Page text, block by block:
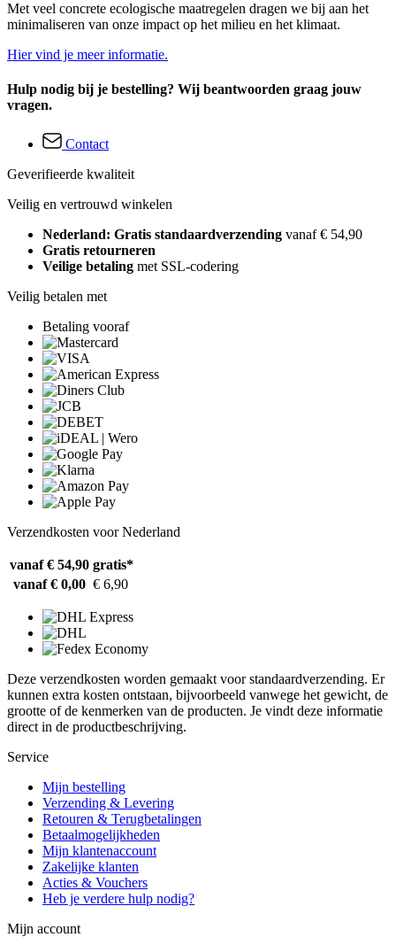
Met veel concrete ecologische maatregelen dragen we bij aan het
minimaliseren van onze impact op het milieu en het klimaat.
Hier vind je meer informatie.
Hulp nodig bij je bestelling? Wij beantwoorden graag jouw
vragen.
Contact
Geverifieerde kwaliteit
Veilig en vertrouwd winkelen
Nederland: Gratis standaardverzending vanaf € 54,90
Gratis retourneren
Veilige betaling met SSL-codering
Veilig betalen met
Betaling vooraf
Verzendkosten voor Nederland
vanaf € 54,90 gratis*
vanaf € 0,00 € 6,90
Deze verzendkosten worden gemaakt voor standaardverzending. Er
kunnen extra kosten ontstaan, bijvoorbeeld vanwege het gewicht, de
grootte of de kenmerken van de producten. Je vindt deze informatie
direct in de productbeschrijving.
Service
Mijn bestelling
Verzending & Levering
Retouren & Terugbetalingen
Betaalmogelijkheden
Mijn klantenaccount
Zakelijke klanten
Acties & Vouchers
Heb je verdere hulp nodig?
Mijn account